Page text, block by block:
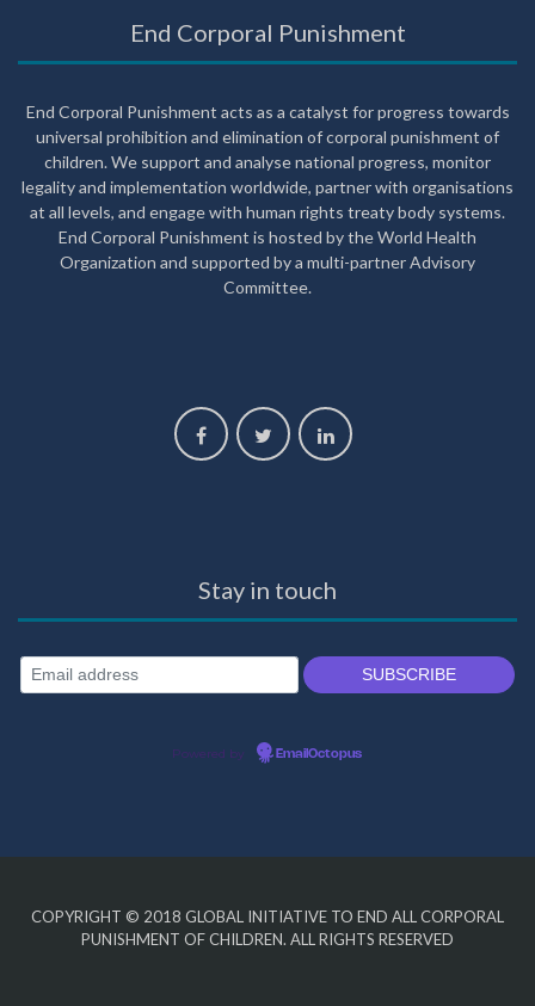
End Corporal Punishment
End Corporal Punishment acts as a catalyst for progress towards
universal prohibition and elimination of corporal punishment of
children. We support and analyse national progress, monitor
legality and implementation worldwide, partner with organisations
at all levels, and engage with human rights treaty body systems.
End Corporal Punishment is hosted by the World Health
Organization and supported by a multi-partner Advisory
Committee.
Stay in touch
Powered by EmailOctopus
COPYRIGHT © 2018 GLOBAL INITIATIVE TO END ALL CORPORAL
PUNISHMENT OF CHILDREN. ALL RIGHTS RESERVED